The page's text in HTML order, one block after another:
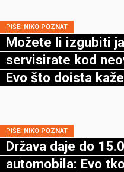
PIŠE: NIKO POZNAT
Možete li izgubiti
servisirate kod
Evo što doista
PIŠE: NIKO POZNAT
Država daje do
automobila: Evo